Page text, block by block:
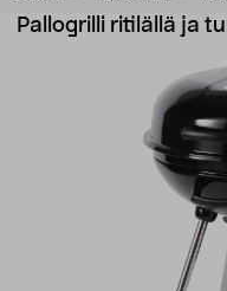
Pallogrilli ritilällä ja